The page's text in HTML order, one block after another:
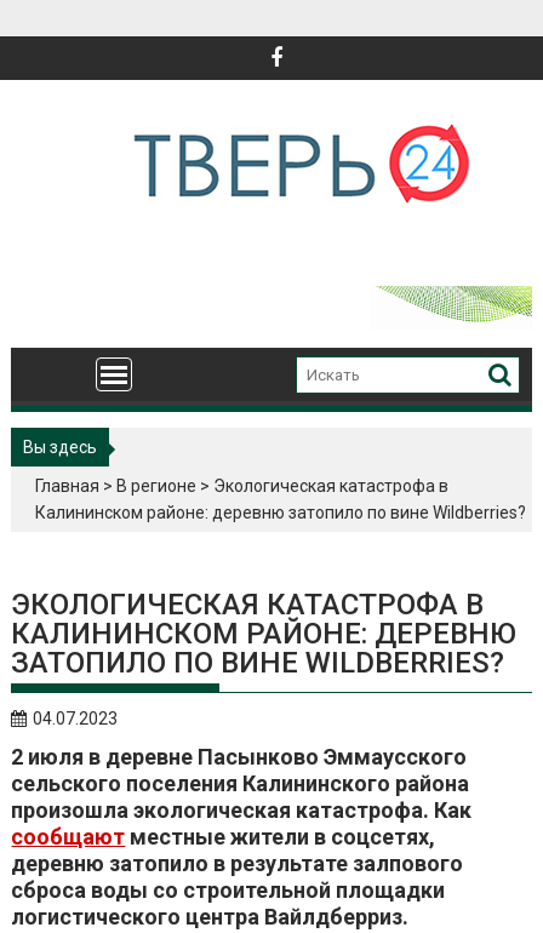
Вы здесь
Главная > В регионе > Экологическая катастрофа в
Калининском районе: деревню затопило по вине Wildberries?
ЭКОЛОГИЧЕСКАЯ КАТАСТРОФА В
КАЛИНИНСКОМ РАЙОНЕ: ДЕРЕВНЮ
ЗАТОПИЛО ПО ВИНЕ WILDBERRIES?
04.07.2023
2 июля в деревне Пасынково Эммаусского
сельского поселения Калининского района
произошла экологическая катастрофа. Как
сообщают местные жители в соцсетях,
деревню затопило в результате залпового
сброса воды со строительной площадки
логистического центра Вайлдберриз.